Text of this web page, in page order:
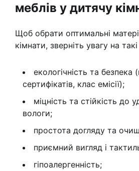
меблів у дитячу
Щоб обрати оптимальні
кімнати, зверніть увагу на такі
екологічність та безпека
сертифікатів, клас емісії);
міцність та стійкість до
вологи;
простота догляду та
приємний вигляд і
гіпоалергенність;